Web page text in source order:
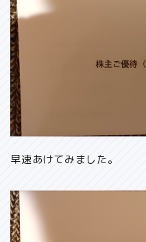
早速あけてみました。